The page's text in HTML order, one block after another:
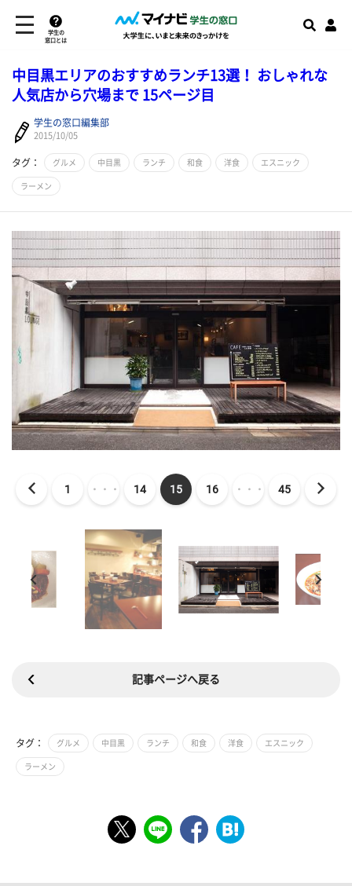
学生の
窓口とは
中目黒エリアのおすすめランチ13選！ おしゃれな
人気店から穴場まで 15ページ目
学生の窓口編集部
2015/10/05
タグ： グルメ 中目黒 ランチ 和食 洋食 エスニック
ラーメン
1 ・・・ 14 15 16 ・・・ 45
記事ページへ戻る
タグ： グルメ 中目黒 ランチ 和食 洋食 エスニック
ラーメン